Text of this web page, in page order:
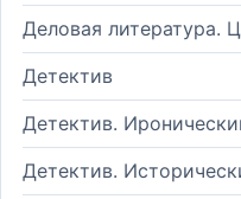
Деловая литература.
Детектив
Детектив.
Детектив.